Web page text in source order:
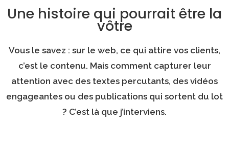
Une histoire qui pourrait être la
vôtre
Vous le savez : sur le web, ce qui attire vos clients,
c’est le contenu. Mais comment capturer leur
attention avec des textes percutants, des vidéos
engageantes ou des publications qui sortent du lot
? C’est là que j’interviens.